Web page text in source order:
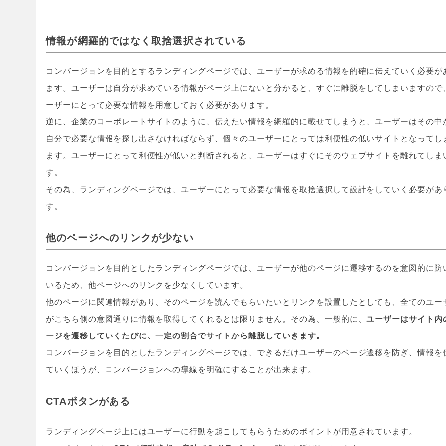
情報が網羅的ではなく取捨選択されている
コンバージョンを目的とするランディングページでは、ユーザーが求める情報を的確に伝えていく必要が
ます。ユーザーは自分が求めている情報がページ上にないと分かると、すぐに離脱をしてしまいますので
ーザーにとって必要な情報を用意しておく必要があります。
逆に、企業のコーポレートサイトのように、伝えたい情報を網羅的に載せてしまうと、ユーザーはその中
自分で必要な情報を探し出さなければならず、個々のユーザーにとっては利便性の低いサイトとなってし
ます。ユーザーにとって利便性が低いと判断されると、ユーザーはすぐにそのウェブサイトを離れてしま
す。
その為、ランディングページでは、ユーザーにとって必要な情報を取捨選択して設計をしていく必要があ
す。
他のページへのリンクが少ない
コンバージョンを目的としたランディングページでは、ユーザーが他のページに遷移するのを意図的に防
いるため、他ページへのリンクを少なくしています。
他のページに関連情報があり、そのページを読んでもらいたいとリンクを設置したとしても、全てのユー
がこちら側の意図通りに情報を取得してくれるとは限りません。その為、一般的に、ユーザーはサイト内
ージを遷移していくたびに、一定の割合でサイトから離脱していきます。
コンバージョンを目的としたランディングページでは、できるだけユーザーのページ遷移を防ぎ、情報を
ていくほうが、コンバージョンへの導線を明確にすることが出来ます。
CTAボタンがある
ランディングページ上にはユーザーに行動を起こしてもらうためのポイントが用意されています。